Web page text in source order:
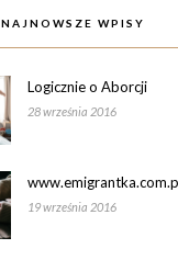
NAJNOWSZE WPISY
Logicznie o Aborcji
28 września 2016
19 września 2016